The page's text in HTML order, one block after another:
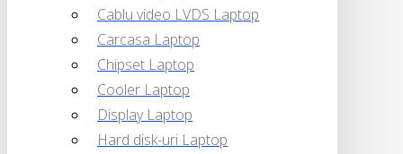
Cablu video LVDS Laptop
Carcasa Laptop
Chipset Laptop
Cooler Laptop
Display Laptop
Hard disk-uri Laptop